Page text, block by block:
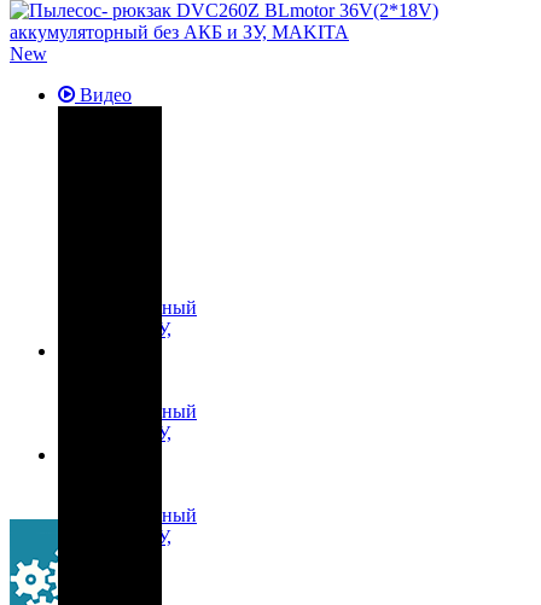
New
Видео